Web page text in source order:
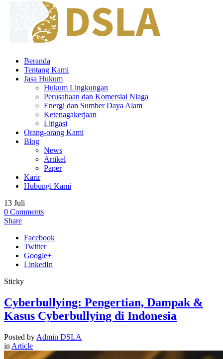
Beranda
Tentang Kami
Jasa Hukum
Hukum Lingkungan
Perusahaan dan Komersial Niaga
Energi dan Sumber Daya Alam
Ketenagakerjaan
Litigasi
Orang-orang Kami
Blog
News
Artikel
Paper
Karir
Hubungi Kami
13 Juli
0 Comments
Share
Facebook
Twitter
Google+
LinkedIn
Sticky
Cyberbullying: Pengertian, Dampak &
Kasus Cyberbullying di Indonesia
Posted by Admin DSLA
in Article